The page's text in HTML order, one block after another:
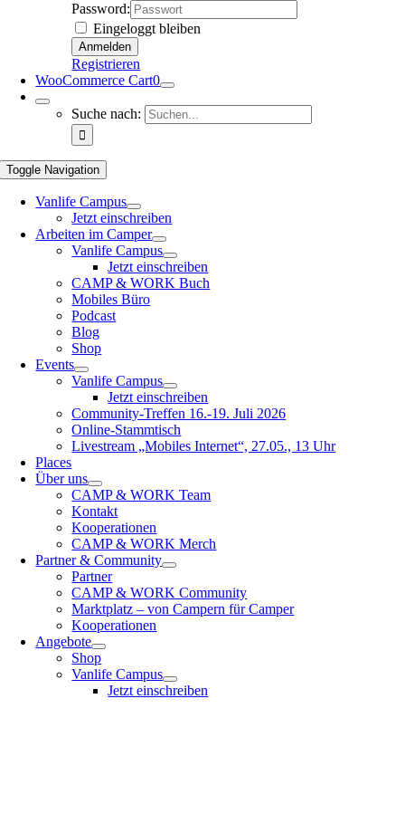
Password:
Eingeloggt bleiben
Registrieren
WooCommerce Cart0
Suche nach:
Toggle Navigation
Vanlife Campus
Jetzt einschreiben
Arbeiten im Camper
Vanlife Campus
Jetzt einschreiben
CAMP & WORK Buch
Mobiles Büro
Podcast
Blog
Shop
Events
Vanlife Campus
Jetzt einschreiben
Community-Treffen 16.-19. Juli 2026
Online-Stammtisch
Livestream „Mobiles Internet“, 27.05., 13 Uhr
Places
Über uns
CAMP & WORK Team
Kontakt
Kooperationen
CAMP & WORK Merch
Partner & Community
Partner
CAMP & WORK Community
Marktplatz – von Campern für Camper
Kooperationen
Angebote
Shop
Vanlife Campus
Jetzt einschreiben